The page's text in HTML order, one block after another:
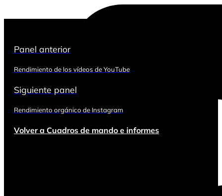
Panel anterior
Rendimiento de los vídeos de YouTube
Siguiente panel
Rendimiento orgánico de Instagram
Volver a Cuadros de mando e informes